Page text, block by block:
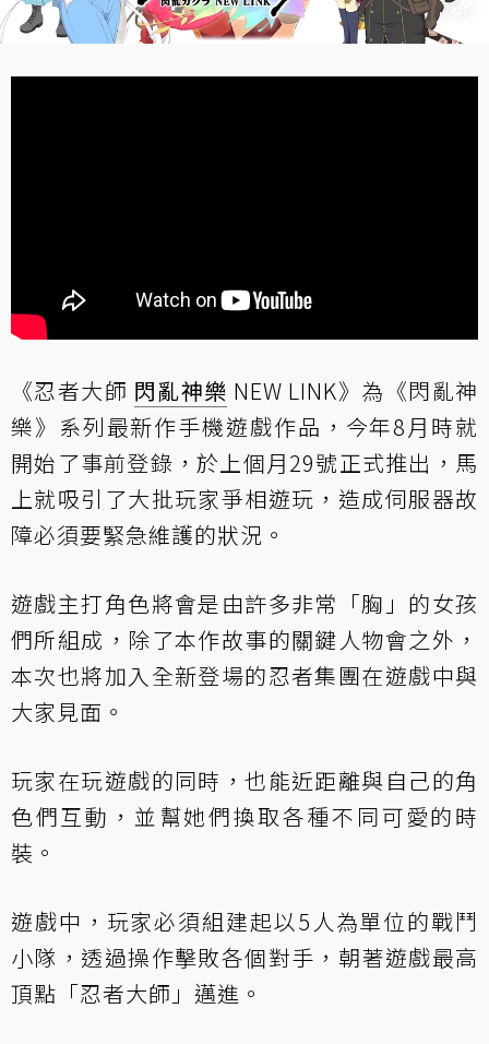
《忍者大師 閃亂神樂 NEW LINK》為《閃亂神
樂》系列最新作手機遊戲作品，今年8月時就
開始了事前登錄，於上個月29號正式推出，馬
上就吸引了大批玩家爭相遊玩，造成伺服器故
障必須要緊急維護的狀況。
遊戲主打角色將會是由許多非常「胸」的女孩
們所組成，除了本作故事的關鍵人物會之外，
本次也將加入全新登場的忍者集團在遊戲中與
大家見面。
玩家在玩遊戲的同時，也能近距離與自己的角
色們互動，並幫她們換取各種不同可愛的時
裝。
遊戲中，玩家必須組建起以5人為單位的戰鬥
小隊，透過操作擊敗各個對手，朝著遊戲最高
頂點「忍者大師」邁進。